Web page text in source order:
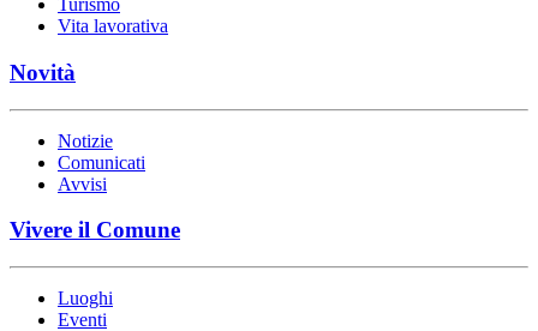
Turismo
Vita lavorativa
Novità
Notizie
Comunicati
Avvisi
Vivere il Comune
Luoghi
Eventi